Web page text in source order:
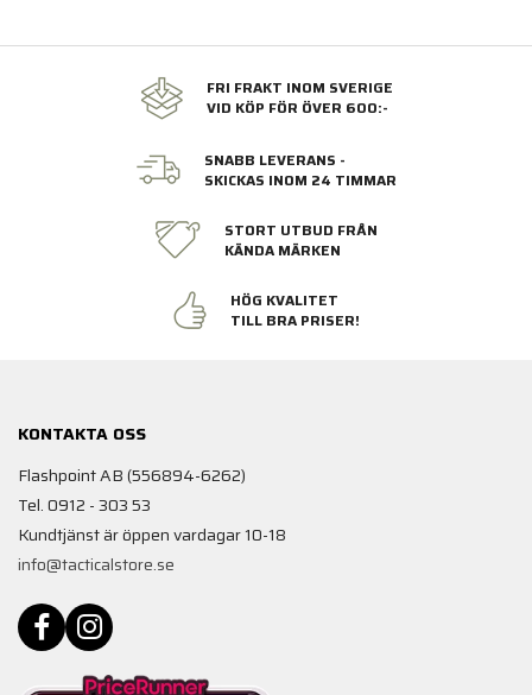
FRI FRAKT INOM SVERIGE
VID KÖP FÖR ÖVER 600:-
SNABB LEVERANS -
SKICKAS INOM 24 TIMMAR
STORT UTBUD FRÅN
KÄNDA MÄRKEN
HÖG KVALITET
TILL BRA PRISER!
KONTAKTA OSS
Flashpoint AB (556894-6262)
Tel. 0912 - 303 53
Kundtjänst är öppen vardagar 10-18
info@tacticalstore.se